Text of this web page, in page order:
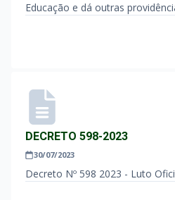
Educação e dá outras
DECRETO 598-2023
30/07/2023
Decreto Nº 598 2023 - Luto